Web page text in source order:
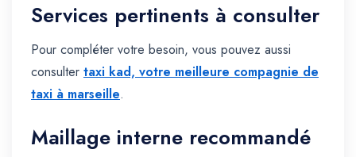
Services pertinents à consulter
Pour compléter votre besoin, vous pouvez aussi
consulter taxi kad, votre meilleure compagnie de
taxi à marseille.
Maillage interne recommandé